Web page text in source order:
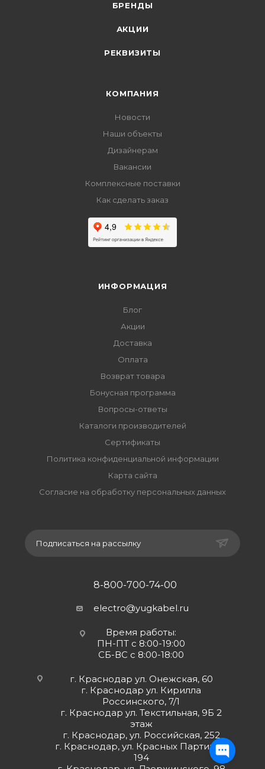
БРЕНДЫ
АКЦИИ
РЕКВИЗИТЫ
КОМПАНИЯ
Новости
Наши объекты
Дизайнерам
Вакансии
Комплексные поставки
Как сделать заказ
ИНФОРМАЦИЯ
Блог
Акции
Доставка
Оплата
Возврат товара
Бонусная программа
Вопросы-ответы
Каталоги производителей
Сертификаты
Политика конфиденциальной информации
Карта сайта
Согласие на обработку персональных данных
Подписаться на рассылку
8-800-700-74-00
electro@yugkabel.ru
Время работы:
ПН-ПТ с 8:00-19:00
СБ-ВС с 8:00-18:00
г. Краснодар ул. Онежская, 60
г. Краснодар ул. Кирилла
Россинского, 7/1
г. Краснодар ул. Текстильная, 9Б 2
этаж
г. Краснодар, ул. Российская, 252
г. Краснодар, ул. Красных Партизан,
194